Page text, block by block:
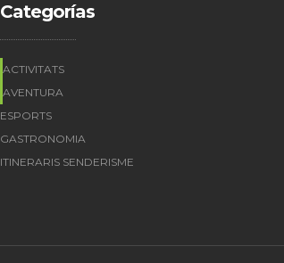
Categorías
ACTIVITATS
AVENTURA
ESPORTS
GASTRONOMIA
ITINERARIS SENDERISME